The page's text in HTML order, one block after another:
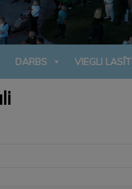
DARBS VIEGLI LASĪT